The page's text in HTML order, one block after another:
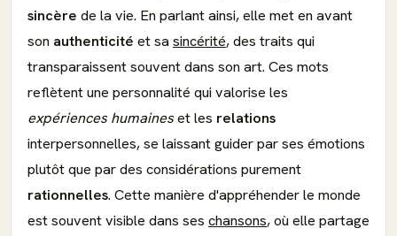
sincère de la vie. En parlant ainsi, elle met en avant
son authenticité et sa sincérité, des traits qui
transparaissent souvent dans son art. Ces mots
reflètent une personnalité qui valorise les
expériences humaineset les relations
interpersonnelles, se laissant guider par ses émotions
plutôt que par des considérations purement
rationnelles. Cette manière d'appréhender le monde
est souvent visible dans ses chansons, où elle partage